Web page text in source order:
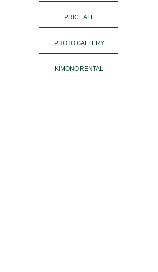
PRICE ALL
PHOTO GALLERY
KIMONO RENTAL